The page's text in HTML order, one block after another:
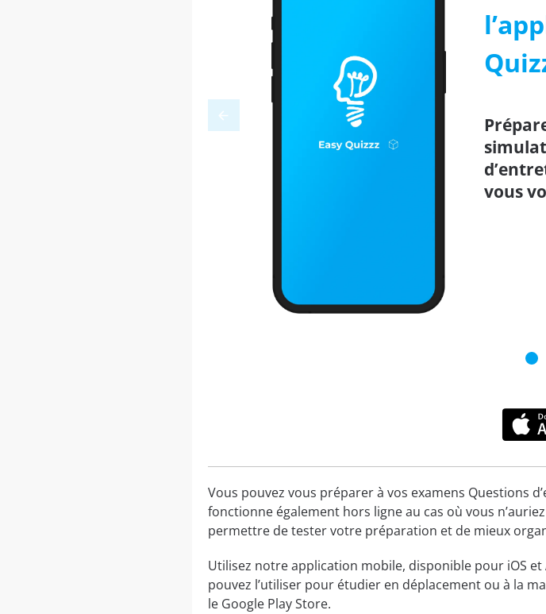
vous
Vous pouvez vous préparer à vos examens Questions
fonctionne également hors ligne au cas où vous
permettre de tester votre préparation et de mieux
Utilisez notre application mobile, disponible pour iOS
pouvez l’utiliser pour étudier en déplacement ou à la
le Google Play Store.